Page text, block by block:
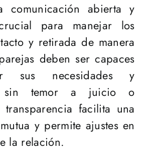
comunicación abierta y
para manejar los
y retirada de manera
deben ser capaces
sus necesidades y
sin temor a juicio o
transparencia facilita una
y permite ajustes en
la relación.